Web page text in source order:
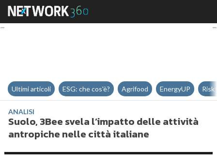
Suolo, 3Bee svela l’impatto
Ultimi articoli ESG: che cos'è? Agrifood EnergyUP Risk
ANALISI
Suolo, 3Bee svela l’impatto delle attività
antropiche nelle città italiane